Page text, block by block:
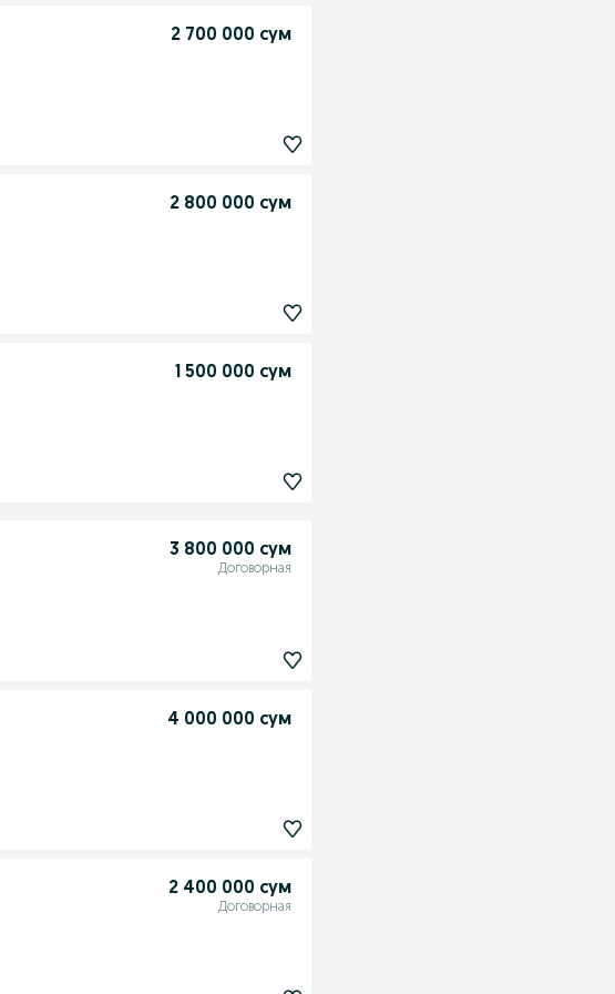
2 700 000 сум
2 800 000 сум
1 500 000 сум
3 800 000 сум
Договорная
4 000 000 сум
2 400 000 сум
Договорная